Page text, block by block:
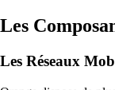
Les
Les Réseaux